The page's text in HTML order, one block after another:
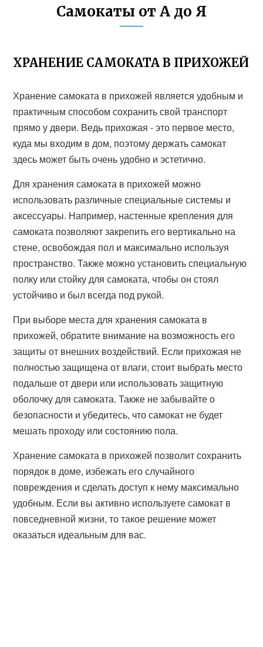
Самокаты от А до Я
ХРАНЕНИЕ САМОКАТА В ПРИХОЖЕЙ
Хранение самоката в прихожей является удобным и
практичным способом сохранить свой транспорт
прямо у двери. Ведь прихожая - это первое место,
куда мы входим в дом, поэтому держать самокат
здесь может быть очень удобно и эстетично.
Для хранения самоката в прихожей можно
использовать различные специальные системы и
аксессуары. Например, настенные крепления для
самоката позволяют закрепить его вертикально на
стене, освобождая пол и максимально используя
пространство. Также можно установить специальную
полку или стойку для самоката, чтобы он стоял
устойчиво и был всегда под рукой.
При выборе места для хранения самоката в
прихожей, обратите внимание на возможность его
защиты от внешних воздействий. Если прихожая не
полностью защищена от влаги, стоит выбрать место
подальше от двери или использовать защитную
оболочку для самоката. Также не забывайте о
безопасности и убедитесь, что самокат не будет
мешать проходу или состоянию пола.
Хранение самоката в прихожей позволит сохранить
порядок в доме, избежать его случайного
повреждения и сделать доступ к нему максимально
удобным. Если вы активно используете самокат в
повседневной жизни, то такое решение может
оказаться идеальным для вас.